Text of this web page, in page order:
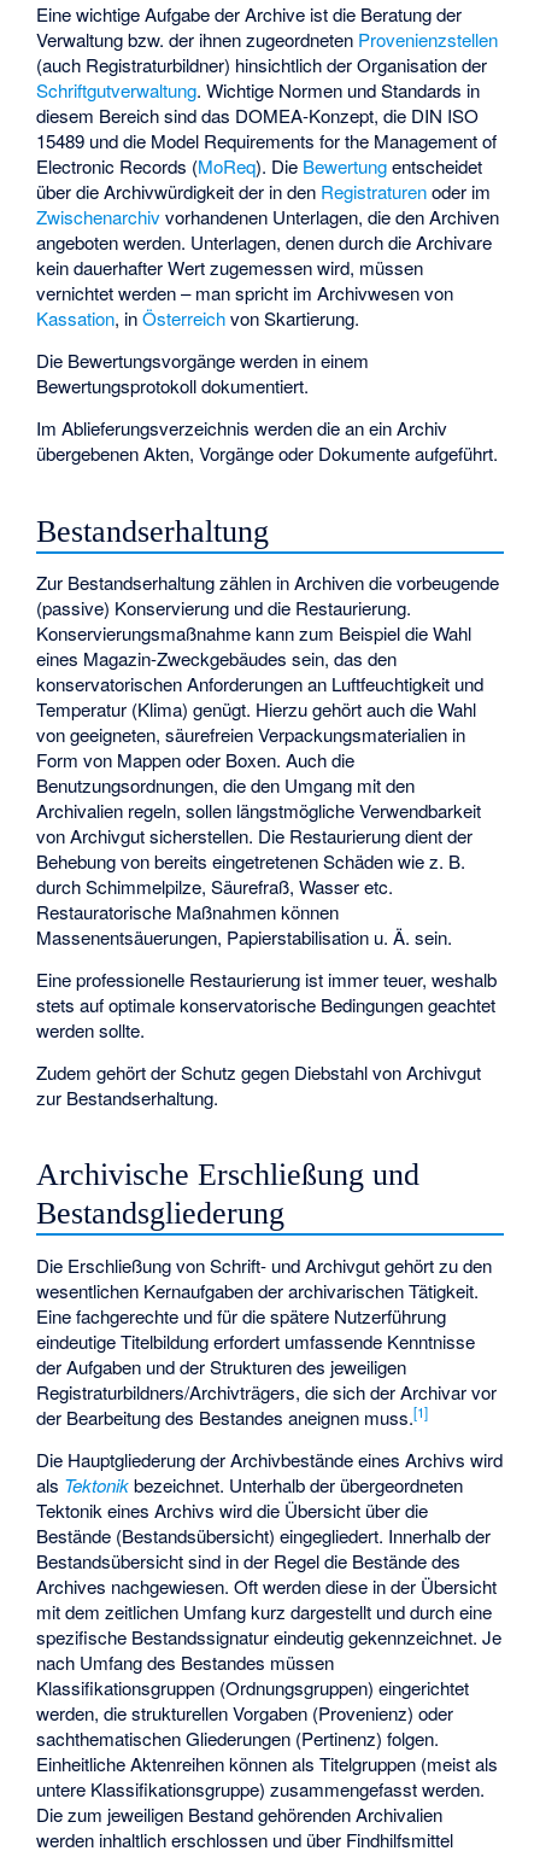
Eine wichtige Aufgabe der Archive ist die Beratung der
Verwaltung bzw. der ihnen zugeordneten Provenienzstellen
(auch Registraturbildner) hinsichtlich der Organisation der
Schriftgutverwaltung. Wichtige Normen und Standards in
diesem Bereich sind das DOMEA-Konzept, die DIN ISO
15489 und die Model Requirements for the Management of
Electronic Records (MoReq). Die Bewertungentscheidet
über die Archivwürdigkeit der in den Registraturenoder im
Zwischenarchivvorhandenen Unterlagen, die den Archiven
angeboten werden. Unterlagen, denen durch die Archivare
kein dauerhafter Wert zugemessen wird, müssen
vernichtet werden – man spricht im Archivwesen von
Kassation, inÖsterreichvon Skartierung.
Die Bewertungsvorgänge werden in einem
Bewertungsprotokolldokumentiert.
ImAblieferungsverzeichnis werden die an ein Archiv
übergebenen Akten, Vorgänge oder Dokumente aufgeführt.
Bestandserhaltung
Zur Bestandserhaltung zählen in Archiven die vorbeugende
(passive) Konservierung und die Restaurierung.
Konservierungsmaßnahme kann zum Beispiel die Wahl
eines Magazin-Zweckgebäudes sein, das den
konservatorischen Anforderungen an Luftfeuchtigkeit und
Temperatur (Klima) genügt. Hierzu gehört auch die Wahl
von geeigneten, säurefreien Verpackungsmaterialien in
Form von Mappen oder Boxen. Auch die
Benutzungsordnungen, die den Umgang mit den
Archivalien regeln, sollen längstmögliche Verwendbarkeit
von Archivgut sicherstellen. Die Restaurierung dient der
Behebung von bereits eingetretenen Schäden wie z. B.
durch Schimmelpilze, Säurefraß, Wasser etc.
Restauratorische Maßnahmen können
Massenentsäuerungen, Papierstabilisation u. Ä. sein.
Eine professionelle Restaurierung ist immer teuer, weshalb
stets auf optimale konservatorische Bedingungen geachtet
werden sollte.
Zudem gehört der Schutz gegen Diebstahl von Archivgut
zur Bestandserhaltung.
Archivische Erschließung und
Bestandsgliederung
Die Erschließung von Schrift- und Archivgut gehört zu den
wesentlichen Kernaufgaben der archivarischen Tätigkeit.
Eine fachgerechte und für die spätere Nutzerführung
eindeutige Titelbildung erfordert umfassende Kenntnisse
der Aufgaben und der Strukturen des jeweiligen
Registraturbildners/Archivträgers, die sich der Archivar vor
der Bearbeitung des Bestandes aneignen muss.[1]
Die Hauptgliederung der Archivbestände eines Archivs wird
als Tektonikbezeichnet. Unterhalb der übergeordneten
Tektonik eines Archivs wird die Übersicht über die
Bestände (Bestandsübersicht) eingegliedert. Innerhalb der
Bestandsübersicht sind in der Regel die Bestände des
Archives nachgewiesen. Oft werden diese in der Übersicht
mit dem zeitlichen Umfang kurz dargestellt und durch eine
spezifische Bestandssignatur eindeutig gekennzeichnet. Je
nach Umfang des Bestandes müssen
Klassifikationsgruppen (Ordnungsgruppen) eingerichtet
werden, die strukturellen Vorgaben (Provenienz) oder
sachthematischen Gliederungen (Pertinenz) folgen.
Einheitliche Aktenreihen können als Titelgruppen (meist als
untere Klassifikationsgruppe) zusammengefasst werden.
Die zum jeweiligen Bestand gehörenden Archivalien
werden inhaltlich erschlossen und über Findhilfsmittel